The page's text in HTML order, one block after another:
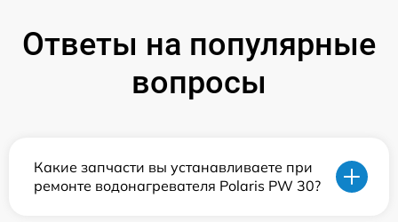
Ответы на популярные
вопросы
Какие запчасти вы устанавливаете при
ремонте водонагревателя Polaris PW 30?